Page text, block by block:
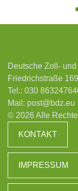
Deutsche Zoll-
Friedrichstraße
Tel.: 030
Mail: post@bdz.eu
© 2026 Alle
KONTAKT
IMPRESSUM